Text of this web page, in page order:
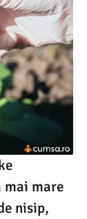
mai mare
nisip,